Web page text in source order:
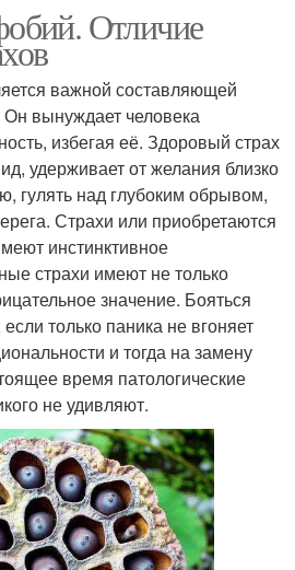
Отличие
важной составляющей
вынуждает человека
избегая её. Здоровый страх
удерживает от желания близко
гулять над глубоким обрывом,
Страхи или приобретаются
инстинктивное
страхи имеют не только
значение. Бояться
только паника не вгоняет
и тогда на замену
время патологические
не удивляют.